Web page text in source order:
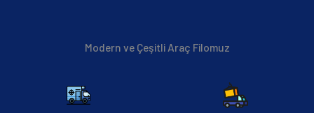
Modern ve Çeşitli Araç Filomuz